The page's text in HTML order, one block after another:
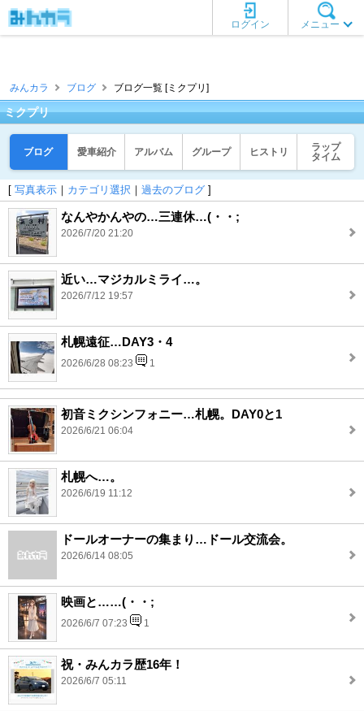
メニュー
ログイン
みんカラ ブログ ブログ一覧 [ミクプリ]
ミクプリ
ブログ 愛車紹介 アルバム グループ ヒストリ
ラップ
タイム
[ 写真表示 ｜ カテゴリ選択 ｜ 過去のブログ ]
なんやかんやの…三連休…(・・;
2026/7/20 21:20
近い…マジカルミライ…。
2026/7/12 19:57
札幌遠征…DAY3・4
2026/6/28 08:23 1
初音ミクシンフォニー…札幌。DAY0と1
2026/6/21 06:04
札幌へ…。
2026/6/19 11:12
ドールオーナーの集まり…ドール交流会。
2026/6/14 08:05
映画と……(・・;
2026/6/7 07:23 1
祝・みんカラ歴16年！
2026/6/7 05:11